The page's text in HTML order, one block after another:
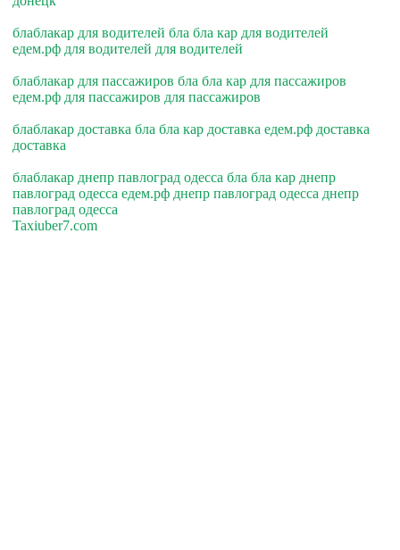
блаблакар для водителей бла бла кар для водителей
едем.рф для водителей для водителей
блаблакар для пассажиров бла бла кар для пассажиров
едем.рф для пассажиров для пассажиров
блаблакар доставка бла бла кар доставка едем.рф доставка
доставка
блаблакар днепр павлоград одесса бла бла кар днепр
павлоград одесса едем.рф днепр павлоград одесса днепр
павлоград одесса
Taxiuber7.com